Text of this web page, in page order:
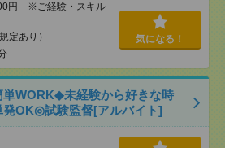
円 ※ご経験・スキル
定あり）
気になる！
単WORK◆未経験から好きな時
発OK◎試験監督[アルバイト]